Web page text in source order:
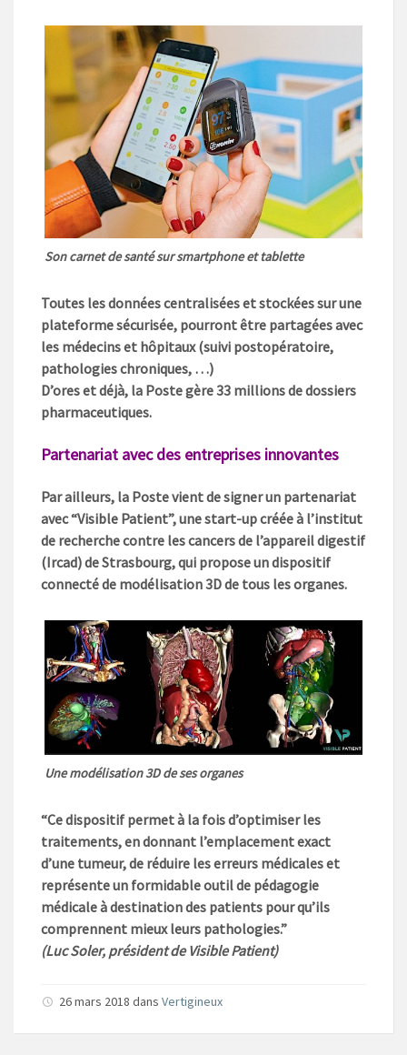
Son carnet de santé sur smartphone et tablette
Toutes les données centralisées et stockées sur une
plateforme sécurisée, pourront être partagées avec
les médecins et hôpitaux (suivi postopératoire,
pathologies chroniques, …)
D’ores et déjà, la Poste gère 33 millions de dossiers
pharmaceutiques.
Partenariat avec des entreprises innovantes
Par ailleurs, la Poste vient de signer un partenariat
avec “Visible Patient”, une start-up créée à l’institut
de recherche contre les cancers de l’appareil digestif
(Ircad) de Strasbourg, qui propose un dispositif
connecté de modélisation 3D de tous les organes.
Une modélisation 3D de ses organes
“Ce dispositif permet à la fois d’optimiser les
traitements, en donnant l’emplacement exact
d’une tumeur, de réduire les erreurs médicales et
représente un formidable outil de pédagogie
médicale à destination des patients pour qu’ils
comprennent mieux leurs pathologies.”
(Luc Soler, président de Visible Patient)
26 mars 2018 dans Vertigineux